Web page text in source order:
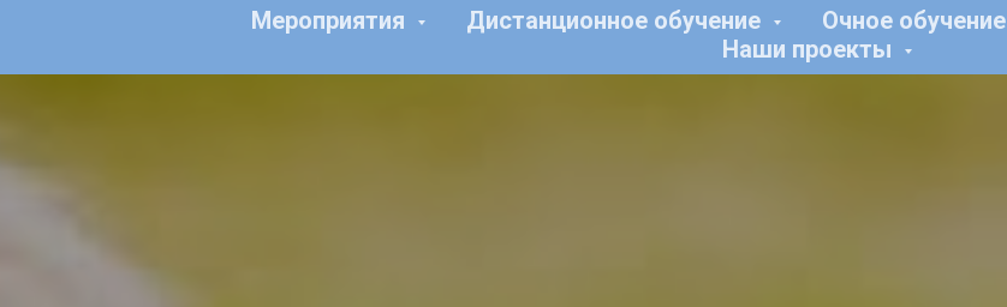
Мероприятия Дистанционное обучение Очное обучение
Наши проекты